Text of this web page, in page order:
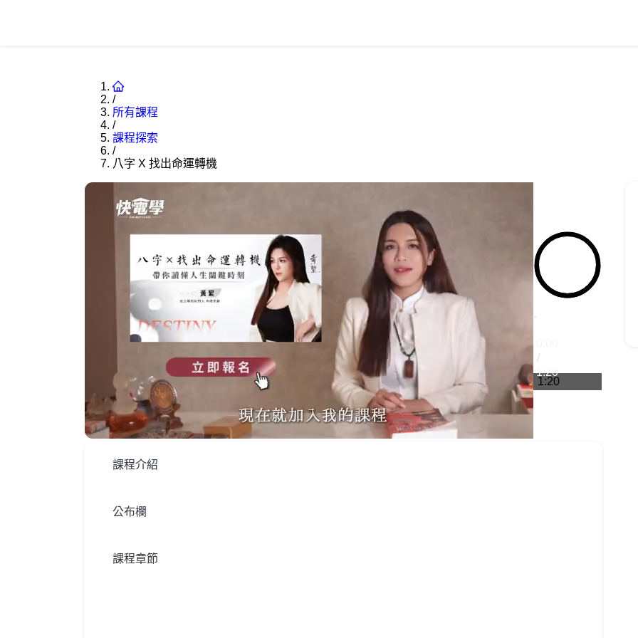
/
所有課程
/
課程探索
/
八字 X 找出命運轉機
/
1:20
1:20
課程介紹
公布欄
課程章節